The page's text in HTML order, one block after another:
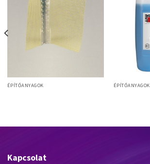
ÉPÍTŐANYAGOK ÉPÍTŐANYAGOK
Kapcsolat